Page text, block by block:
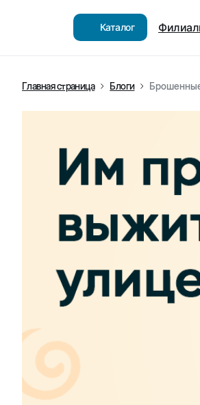
Каталог
Главная страница Блоги Брошенные